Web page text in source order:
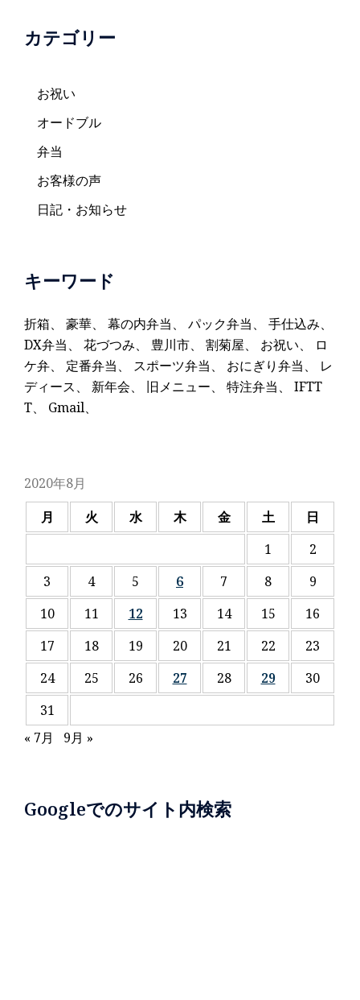
カテゴリー
お祝い
オードブル
弁当
お客様の声
日記・お知らせ
キーワード
折箱、 豪華、 幕の内弁当、 パック弁当、 手仕込み、
DX弁当、 花づつみ、 豊川市、 割菊屋、 お祝い、
ロ
ケ弁、 定番弁当、 スポーツ弁当、 おにぎり弁当、 レ
ディース、 新年会、 旧メニュー、 特注弁当、 IFTT
T、 Gmail、
2020年8月
月
火 水 木 金 土
日
1
2
3
4 5 6 7 8
9
10
11 12 13 14 15
16
17
18 19 20 21 22
23
24
25 26 27 28 29
30
31
« 7月
9月 »
Googleでのサイト内検索